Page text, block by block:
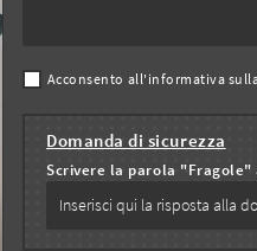
Acconsento all'informativa
Domanda di sicurezza
Scrivere la parola "Fragole"